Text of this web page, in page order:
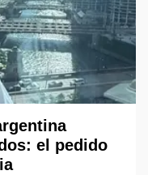
el pedido